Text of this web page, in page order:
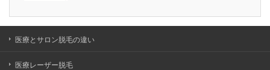
医療とサロン脱毛の違い
医療レーザー脱毛